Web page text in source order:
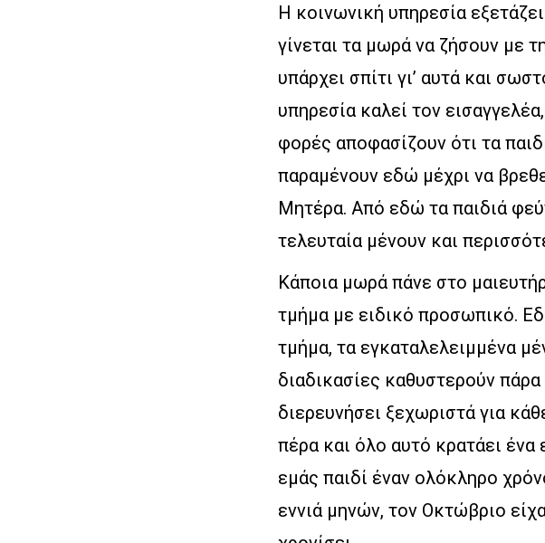
Η κοινωνική υπηρεσία
γίνεται τα μωρά να ζήσουν με
υπάρχει σπίτι γι’ αυτά και
υπηρεσία καλεί τον
φορές αποφασίζουν ότι τα
παραμένουν εδώ μέχρι να
Μητέρα. Από εδώ τα παιδιά
τελευταία μένουν και
Κάποια μωρά πάνε στο
τμήμα με ειδικό προσωπικό.
τμήμα, τα εγκαταλελειμμένα
διαδικασίες καθυστερούν
διερευνήσει ξεχωριστά για
πέρα και όλο αυτό κρατάει ένα
εμάς παιδί έναν ολόκληρο
εννιά μηνών, τον Οκτώβριο